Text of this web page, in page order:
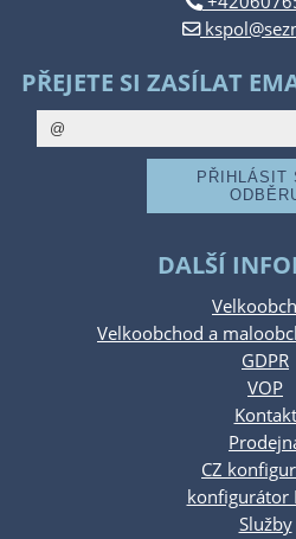
PŘEJETE SI ZASÍLAT
DALŠÍ
Velkoobchod a
GDPR
VOP
Kontakt
CZ
konfigurátor
Služby